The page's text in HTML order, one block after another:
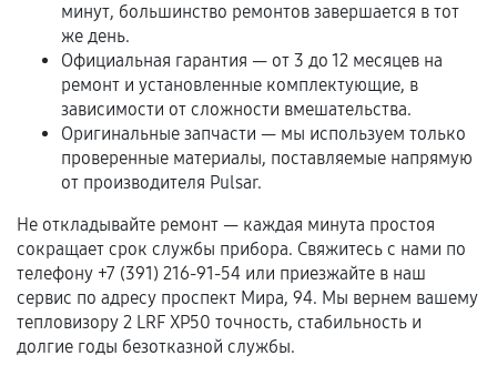
Если комплектующие куплены
самостоятельно
Гарантия на выполненные работы может
сохраняться полностью или частично, если
соблюдены следующие условия:
Предоставленные детали подходят по
техническим параметрам и не имеют внешних
дефектов.
Установка была выполнена нашим сервисным
центром.
При этом гарантия на сами комплектующие
остается на стороне производителя или
минут, большинство ремонтов завершается в тот
же день.
Официальная гарантия — от 3 до 12 месяцев на
ремонт и установленные комплектующие, в
зависимости от сложности вмешательства.
Оригинальные запчасти — мы используем только
проверенные материалы, поставляемые напрямую
от производителя Pulsar.
Не откладывайте ремонт — каждая минута простоя
сокращает срок службы прибора. Свяжитесь с нами по
телефону +7 (391) 216-91-54 или приезжайте в наш
сервис по адресу проспект Мира, 94. Мы вернем вашему
тепловизору 2 LRF XP50 точность, стабильность и
долгие годы безотказной службы.